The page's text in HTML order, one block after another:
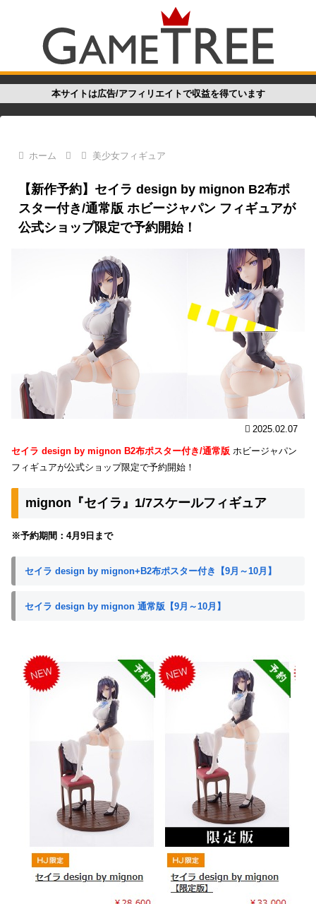
本サイトは広告/アフィリエイトで収益を得ています
ホーム 美少女フィギュア
【新作予約】セイラ design by mignon B2布ポ
スター付き/通常版 ホビージャパン フィギュアが
公式ショップ限定で予約開始！
2025.02.07
セイラ design by mignon B2布ポスター付き/通常版 ホビージャパン
フィギュアが公式ショップ限定で予約開始！
mignon『セイラ』1/7スケールフィギュア
※予約期間：4月9日まで
セイラ design by mignon+B2布ポスター付き【9月～10月】
セイラ design by mignon 通常版【9月～10月】